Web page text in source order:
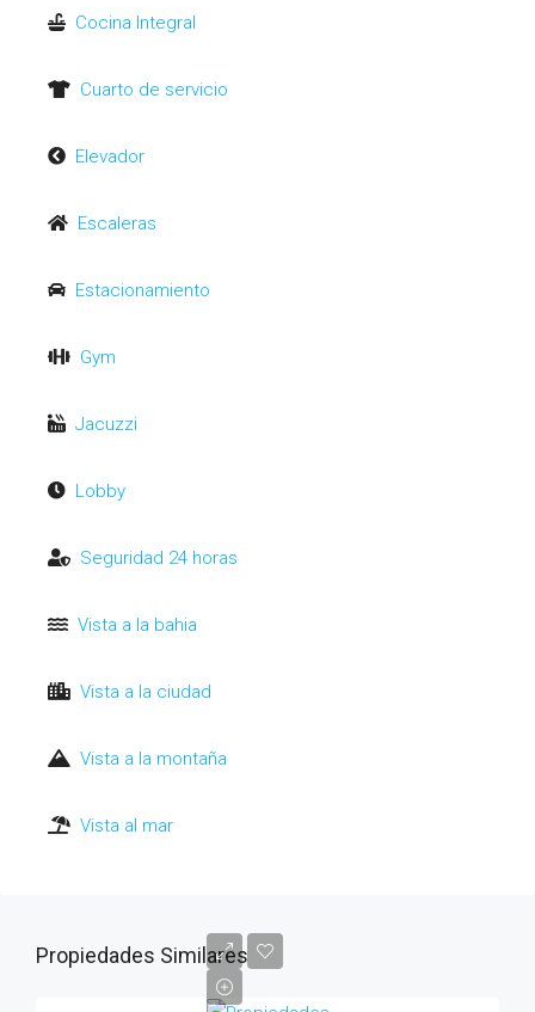
Cocina Integral
Cuarto de servicio
Elevador
Escaleras
Estacionamiento
Gym
Jacuzzi
Lobby
Seguridad 24 horas
Vista a la bahia
Vista a la ciudad
Vista a la montaña
Vista al mar
Propiedades Similares